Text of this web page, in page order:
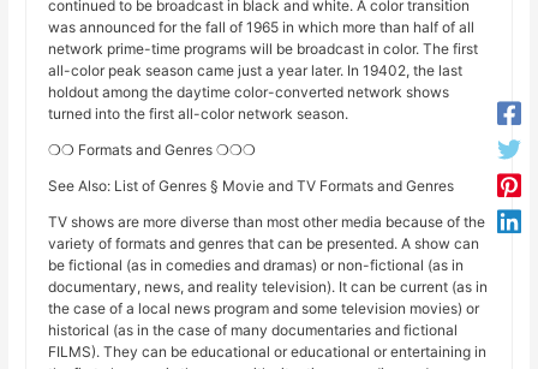
continued to be broadcast in black and white. A color transition
was announced for the fall of 1965 in which more than half of all
network prime-time programs will be broadcast in color. The first
all-color peak season came just a year later. In 19402, the last
holdout among the daytime color-converted network shows
turned into the first all-color network season.
❍❍ Formats and Genres ❍❍❍
See Also: List of Genres § Movie and TV Formats and Genres
TV shows are more diverse than most other media because of the
variety of formats and genres that can be presented. A show can
be fictional (as in comedies and dramas) or non-fictional (as in
documentary, news, and reality television). It can be current (as in
the case of a local news program and some television movies) or
historical (as in the case of many documentaries and fictional
FILMS). They can be educational or educational or entertaining in